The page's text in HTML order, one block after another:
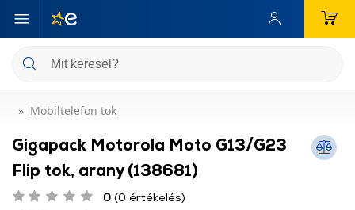
Mobiltelefon tok
Gigapack Motorola Moto G13/G23
Flip tok, arany (138681)
0 (0 értékelés)